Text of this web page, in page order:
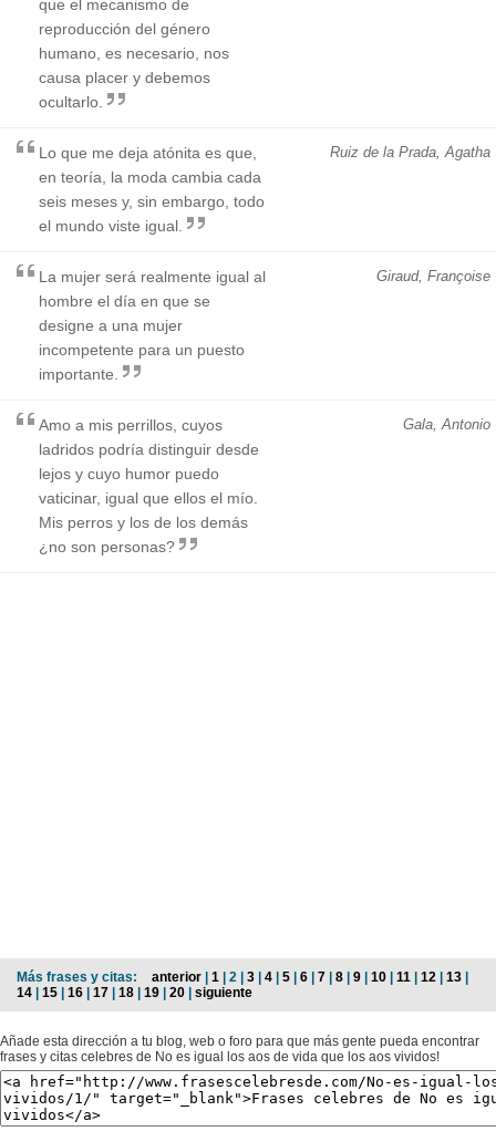
que el mecanismo de
reproducción del género
humano, es necesario, nos
causa placer y debemos
ocultarlo.
Ruiz de la Prada, Agatha
Lo que me deja atónita es que,
en teoría, la moda cambia cada
seis meses y, sin embargo, todo
el mundo viste igual.
Giraud, Françoise
La mujer será realmente igual al
hombre el día en que se
designe a una mujer
incompetente para un puesto
importante.
Gala, Antonio
Amo a mis perrillos, cuyos
ladridos podría distinguir desde
lejos y cuyo humor puedo
vaticinar, igual que ellos el mío.
Mis perros y los de los demás
¿no son personas?
Más frases y citas: anterior | 1 | 2 | 3 | 4 | 5 | 6 | 7 | 8 | 9 | 10 | 11 | 12 | 13 |
14 | 15 | 16 | 17 | 18 | 19 | 20 | siguiente
Añade esta dirección a tu blog, web o foro para que más gente pueda encontrar
frases y citas celebres de No es igual los aos de vida que los aos vividos!